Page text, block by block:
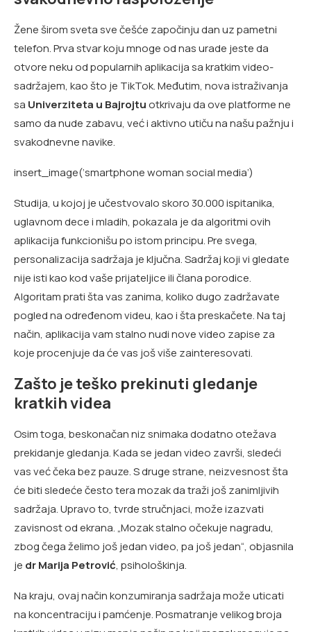
Žene širom sveta sve češće započinju dan uz pametni
telefon. Prva stvar koju mnoge od nas urade jeste da
otvore neku od popularnih aplikacija sa kratkim video-
sadržajem, kao što je TikTok. Međutim, nova istraživanja
sa Univerziteta u Bajrojtuotkrivaju da ove platforme ne
samo da nude zabavu, već i aktivno utiču na našu pažnju i
svakodnevne navike.
insert_image(‘smartphone woman social media’)
Studija, u kojoj je učestvovalo skoro 30.000 ispitanika,
uglavnom dece i mladih, pokazala je da algoritmi ovih
aplikacija funkcionišu po istom principu. Pre svega,
personalizacija sadržaja je ključna. Sadržaj koji vi gledate
nije isti kao kod vaše prijateljice ili člana porodice.
Algoritam prati šta vas zanima, koliko dugo zadržavate
pogled na određenom videu, kao i šta preskačete. Na taj
način, aplikacija vam stalno nudi nove video zapise za
koje procenjuje da će vas još više zainteresovati.
Zašto je teško prekinuti gledanje
kratkih videa
Osim toga, beskonačan niz snimaka dodatno otežava
prekidanje gledanja. Kada se jedan video završi, sledeći
vas već čeka bez pauze. S druge strane, neizvesnost šta
će biti sledeće često tera mozak da traži još zanimljivih
sadržaja. Upravo to, tvrde stručnjaci, može izazvati
zavisnost od ekrana. „Mozak stalno očekuje nagradu,
zbog čega želimo još jedan video, pa još jedan“, objasnila
je dr Marija Petrović, psihološkinja.
Na kraju, ovaj način konzumiranja sadržaja može uticati
na koncentraciju i pamćenje. Posmatranje velikog broja